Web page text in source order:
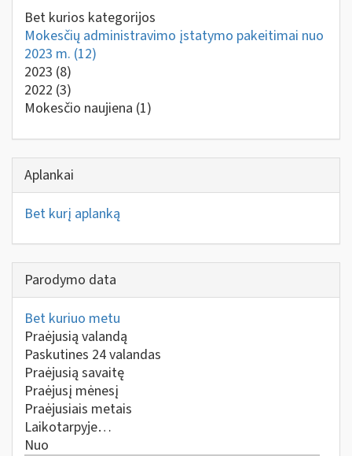
Bet kurios kategorijos
Mokesčių administravimo įstatymo pakeitimai nuo
2023 m. (12)
2023 (8)
2022 (3)
Mokesčio naujiena (1)
Aplankai
Bet kurį aplanką
Parodymo data
Bet kuriuo metu
Praėjusią valandą
Paskutines 24 valandas
Praėjusią savaitę
Praėjusį mėnesį
Praėjusiais metais
Laikotarpyje…
Nuo